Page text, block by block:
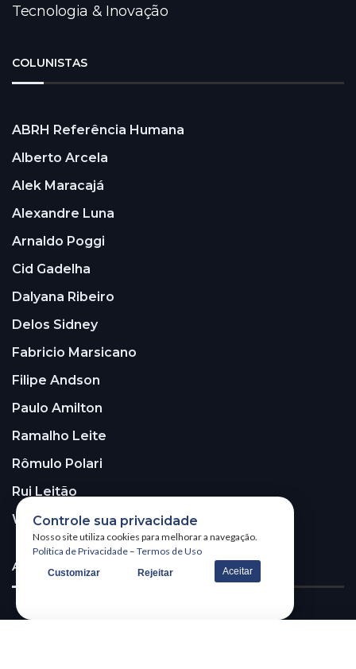
Tecnologia & Inovação
COLUNISTAS
ABRH Referência Humana
Alberto Arcela
Alek Maracajá
Alexandre Luna
Arnaldo Poggi
Cid Gadelha
Dalyana Ribeiro
Delos Sidney
Fabricio Marsicano
Filipe Andson
Paulo Amilton
Ramalho Leite
Rômulo Polari
Rui Leitão
Walter Santos
ASSINE A NOSSA NEWSLETTER!
Controle sua privacidade
Nosso site utiliza cookies para melhorar a navegação.
Política de Privacidade – Termos de Uso
Customizar Rejeitar Aceitar